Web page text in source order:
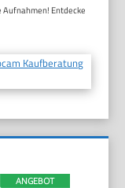
Entdecke
Kaufberatung
ANGEBOT